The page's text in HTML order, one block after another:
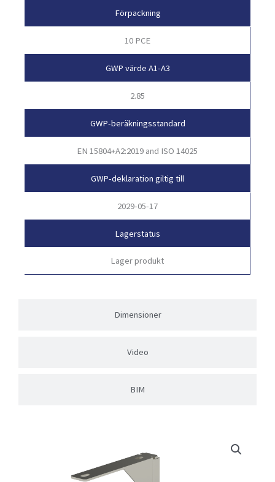
Dimensioner
Video
BIM
Förpackning
10 PCE
GWP värde A1-A3
2.85
GWP-beräkningsstandard
EN 15804+A2:2019 and ISO 14025
GWP-deklaration giltig till
2029-05-17
Lagerstatus
Lager produkt